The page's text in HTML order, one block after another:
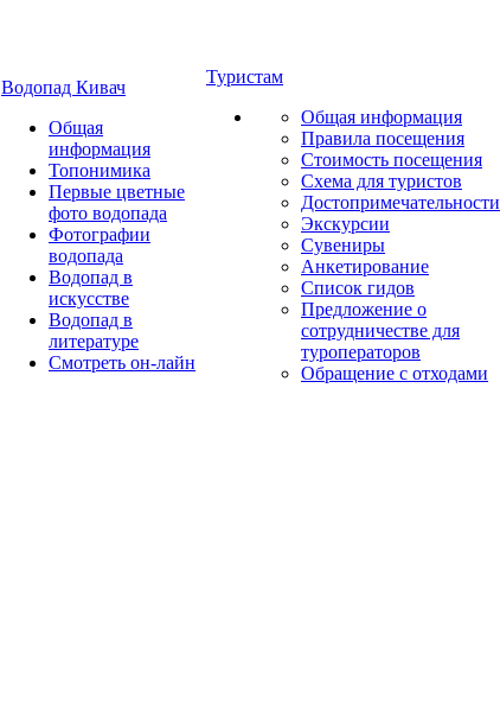
Водопад Кивач
Общая
информация
Топонимика
Первые цветные
фото водопада
Фотографии
водопада
Водопад в
искусстве
Водопад в
литературе
Смотреть он-лайн
Туристам
Общая информация
Правила посещения
Стоимость посещения
Схема для туристов
Достопримечательности
Экскурсии
Сувениры
Анкетирование
Список гидов
Предложение о
сотрудничестве для
туроператоров
Обращение с отходами